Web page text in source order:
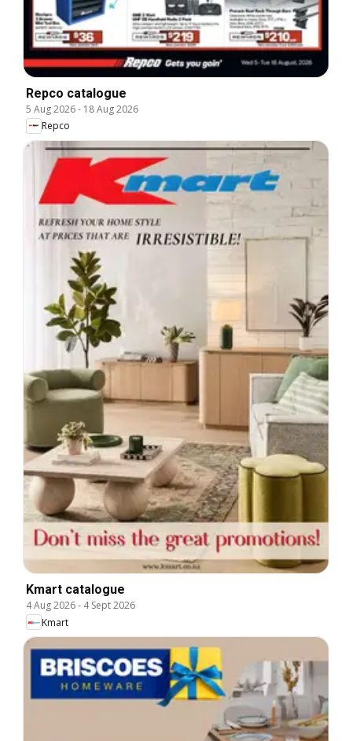
Repco catalogue
5 Aug 2026- 18 Aug 2026
Repco
Kmart catalogue
4 Aug 2026- 4 Sept 2026
Kmart